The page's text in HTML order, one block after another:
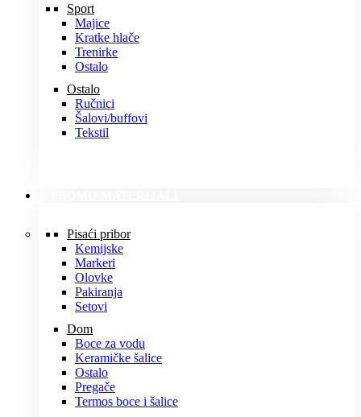
Sport
Majice
Kratke hlače
Trenirke
Ostalo
Ostalo
Ručnici
Šalovi/buffovi
Tekstil
Pisaći pribor
Kemijske
Markeri
Olovke
Pakiranja
Setovi
Dom
Boce za vodu
Keramičke šalice
Ostalo
Pregače
Termos boce i šalice